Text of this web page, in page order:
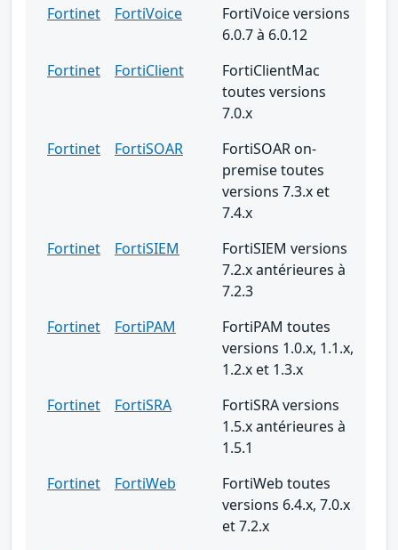
Fortinet
FortiVoice
FortiVoice versions
6.0.7 à 6.0.12
Fortinet
FortiClient
FortiClientMac
toutes versions
7.0.x
Fortinet
FortiSOAR
FortiSOAR on-
premise toutes
versions 7.3.x et
7.4.x
Fortinet
FortiSIEM
FortiSIEM versions
7.2.x antérieures à
7.2.3
Fortinet
FortiPAM
FortiPAM toutes
versions 1.0.x, 1.1.x,
1.2.x et 1.3.x
Fortinet
FortiSRA
FortiSRA versions
1.5.x antérieures à
1.5.1
Fortinet
FortiWeb
FortiWeb toutes
versions 6.4.x, 7.0.x
et 7.2.x